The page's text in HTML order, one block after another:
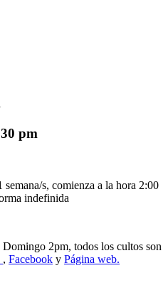
pm
s, comienza a la hora 2:00
indefinida
2pm, todos los cultos son
, Facebook y Página web.